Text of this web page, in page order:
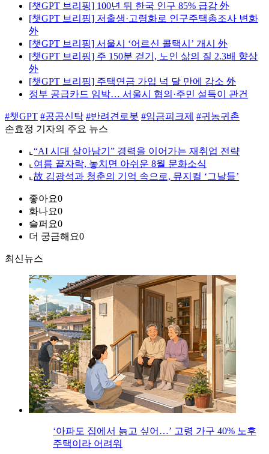
[챗GPT 브리핑] 100년 뒤 한국 인구 85% 급감 外
[챗GPT 브리핑] 저출생·고령화로 인구주택총조사 변화
外
[챗GPT 브리핑] 서울시 ‘어르신 콜택시’ 개시 外
[챗GPT 브리핑] 주 150분 걷기, 노인 삶의 질 2.3배 향상
外
[챗GPT 브리핑] 주택연금 가입 넉 달 만에 감소 外
정부 공급카드 임박… 서울시 협의·주민 설득이 관건
#챗GPT #공공신탁 #반려견로봇 #임금피크제 #귀농귀촌
손효정 기자의 주요 뉴스
⌞ “AI 시대 살아남기” 경력을 이어가는 재취업 전략
⌞ 여름 끝자락, 놓치면 아쉬운 8월 문화소식
⌞ 故 김광석과 청춘의 기억 속으로, 뮤지컬 ‘그날들’
좋아요0
화나요0
슬퍼요0
더 궁금해요0
최신뉴스
‘아파도 집에서 늙고 싶어…’ 고령 가구 40% 노후
주택이라 어려워